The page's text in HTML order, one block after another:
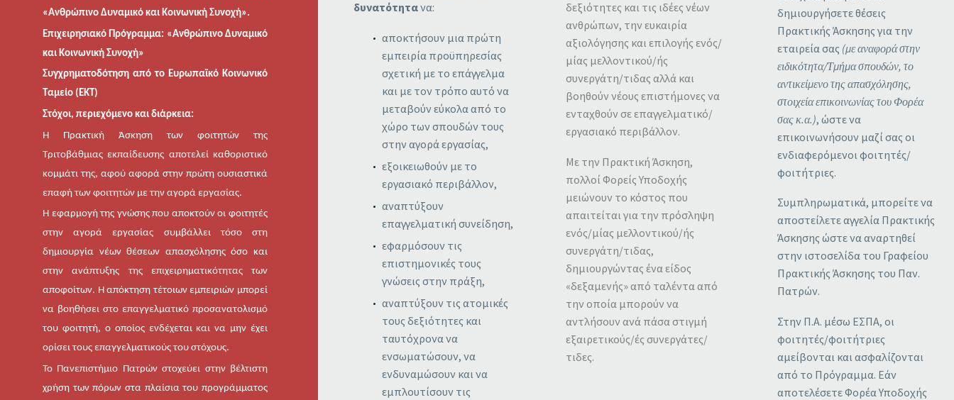
«Ανθρώπινο Δυναμικό και Κοινωνική Συνοχή».
Επιχειρησιακό Πρόγραμμα: «Ανθρώπινο Δυναμικό
και Κοινωνική Συνοχή»
Συγχρηματοδότηση από το Ευρωπαϊκό Κοινωνικό
Ταμείο (ΕΚΤ)
Στόχοι, περιεχόμενο και διάρκεια:
Η Πρακτική Άσκηση των φοιτητών της
Τριτοβάθμιας εκπαίδευσης αποτελεί καθοριστικό
κομμάτι της, αφού αφορά στην πρώτη ουσιαστικά
επαφή των φοιτητών με την αγορά εργασίας.
Η εφαρμογή της γνώσης που αποκτούν οι φοιτητές
στην αγορά εργασίας συμβάλλει τόσο στη
δημιουργία νέων θέσεων απασχόλησης όσο και
στην ανάπτυξης της επιχειρηματικότητας των
αποφοίτων. Η απόκτηση τέτοιων εμπειριών μπορεί
να βοηθήσει στο επαγγελματικό προσανατολισμό
του φοιτητή, ο οποίος ενδέχεται και να μην έχει
ορίσει τους επαγγελματικούς του στόχους.
Το Πανεπιστήμιο Πατρών στοχεύει στην βέλτιστη
χρήση των πόρων στα πλαίσια του προγράμματος
δυνατότητανα:
αποκτήσουν μια πρώτη
εμπειρία προϋπηρεσίας
σχετική με το επάγγελμα
και με τον τρόπο αυτό να
μεταβούν εύκολα από το
χώρο των σπουδών τους
στην αγορά εργασίας,
εξοικειωθούν με το
εργασιακό περιβάλλον,
αναπτύξουν
επαγγελματική συνείδηση,
εφαρμόσουν τις
επιστημονικές τους
γνώσεις στην πράξη,
αναπτύξουν τις ατομικές
τους δεξιότητες και
ταυτόχρονα να
ενσωματώσουν, να
ενδυναμώσουν και να
εμπλουτίσουν τις
δεξιότητες και τις ιδέες νέων
ανθρώπων, την ευκαιρία
αξιολόγησης και επιλογής ενός/
μίας μελλοντικού/ής
συνεργάτη/τιδας αλλά και
βοηθούν νέους επιστήμονες να
ενταχθούν σε επαγγελματικό/
εργασιακό περιβάλλον.
Με την Πρακτική Άσκηση,
πολλοί Φορείς Υποδοχής
μειώνουν το κόστος που
απαιτείται για την πρόσληψη
ενός/μίας μελλοντικού/ής
συνεργάτη/τιδας,
δημιουργώντας ένα είδος
«δεξαμενής» από ταλέντα από
την οποία μπορούν να
αντλήσουν ανά πάσα στιγμή
εξαιρετικούς/ές συνεργάτες/
τιδες.
δημιουργήσετε θέσεις
Πρακτικής Άσκησης για την
εταιρεία σας (με αναφορά στην
ειδικότητα/Τμήμα σπουδών, το
αντικείμενο της απασχόλησης,
στοιχεία επικοινωνίας του Φορέα
σας κ.α.), ώστε να
επικοινωνήσουν μαζί σας οι
ενδιαφερόμενοι φοιτητές/
φοιτήτριες.
Συμπληρωματικά, μπορείτε να
αποστείλετε αγγελία Πρακτικής
Άσκησης ώστε να αναρτηθεί
στην ιστοσελίδα του Γραφείου
Πρακτικής Άσκησης του Παν.
Πατρών.
Στην Π.Α. μέσω ΕΣΠΑ, οι
φοιτητές/φοιτήτριες
αμείβονται και ασφαλίζονται
από το Πρόγραμμα. Εάν
αποτελέσετε Φορέα Υποδοχής